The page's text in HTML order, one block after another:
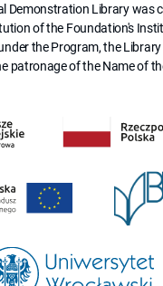
Demonstration Library was
of the Foundation's
the Program, the
patronage of the Name of